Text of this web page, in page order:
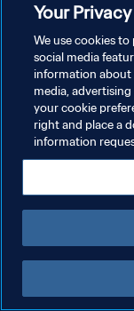
Your Privacy
We use cookies
social media
information about
media,
your cookie
right and place a
information